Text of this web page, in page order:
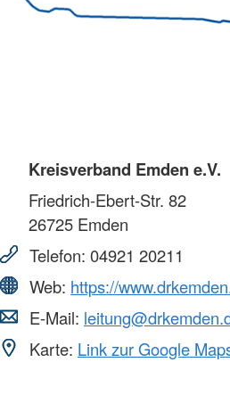
Kreisverband Emden e.V.
Friedrich-Ebert-Str. 82
26725 Emden
Telefon: 04921 20211
Web: https://
E-Mail:
Karte: Link zur Google